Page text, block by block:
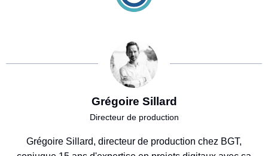
Grégoire Sillard
Directeur de production
Grégoire Sillard, directeur de production chez BGT,